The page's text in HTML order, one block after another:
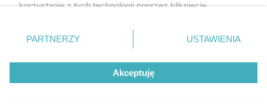
korzystanie z tych technologii poprzez kliknięcie
zmienić/wycofać klikając przycisk ustawień prywatności
znajdujący się w lewym dolnym rogu strony
rodzaje przetwarzania danych nie wymagają zgody
użytkownika, ale masz prawo sprzeciwić się takiemu
przetwarzaniu. Preferencje będą miały zastosowanie tylko
PARTNERZY USTAWIENIA
Akceptuję